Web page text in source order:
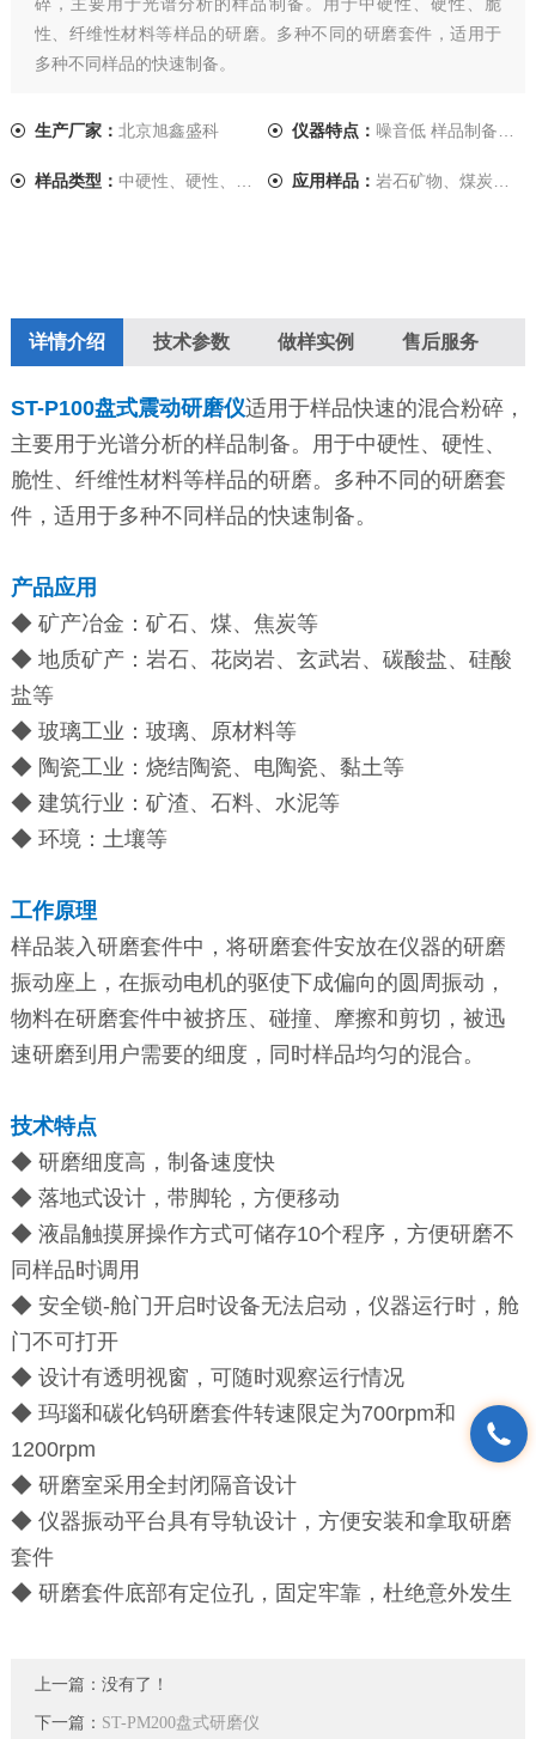
性、纤维性材料等样品的研磨。多种不同的研磨套件，适用于
多种不同样品的快速制备。
生产厂家： 北京旭鑫盛科 仪器特点： 噪音低 样品制备快速
样品类型： 中硬性、硬性、脆性、纤维性材料 应用样品： 岩石矿物、煤炭、玻璃、陶瓷、土壤、水泥等
详情介绍 技术参数 做样实例 售后服务
ST-P100盘式震动研磨仪适用于样品快速的混合粉碎，
主要用于光谱分析的样品制备。用于中硬性、硬性、
脆性、纤维性材料等样品的研磨。多种不同的研磨套
件，适用于多种不同样品的快速制备。
产品应用
◆ 矿产冶金：矿石、煤、焦炭等
◆ 地质矿产：岩石、花岗岩、玄武岩、碳酸盐、硅酸
盐等
◆ 玻璃工业：玻璃、原材料等
◆ 陶瓷工业：烧结陶瓷、电陶瓷、黏土等
◆ 建筑行业：矿渣、石料、水泥等
◆ 环境：土壤等
工作原理
样品装入研磨套件中，将研磨套件安放在仪器的研磨
振动座上，在振动电机的驱使下成偏向的圆周振动，
物料在研磨套件中被挤压、碰撞、摩擦和剪切，被迅
速研磨到用户需要的细度，同时样品均匀的混合。
技术特点
◆ 研磨细度高，制备速度快
◆ 落地式设计，带脚轮，方便移动
◆ 液晶触摸屏操作方式可储存10个程序，方便研磨不
同样品时调用
◆ 安全锁-舱门开启时设备无法启动，仪器运行时，舱
门不可打开
◆ 设计有透明视窗，可随时观察运行情况
◆ 玛瑙和碳化钨研磨套件转速限定为700rpm和
1200rpm
◆ 研磨室采用全封闭隔音设计
◆ 仪器振动平台具有导轨设计，方便安装和拿取研磨
套件
◆ 研磨套件底部有定位孔，固定牢靠，杜绝意外发生
上一篇：没有了！
下一篇： ST-PM200盘式研磨仪